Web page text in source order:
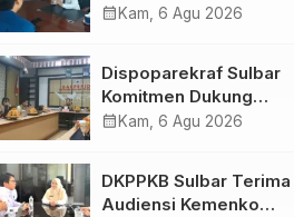
Disesuaikan,
Tetap Dimatangkan
calendar_month Kam, 6 Agu 2026
Dispoparekraf Sulbar
Komitmen Dukung
Penyusunan RAD
calendar_month Kam, 6 Agu 2026
DKPPKB Sulbar Terima
Audiensi Kemenko